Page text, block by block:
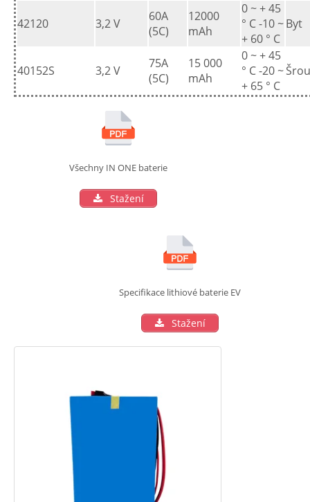
42120 3,2 V
60A
(5C)
12000
mAh
0 ~ + 45
° C -10 ~
+ 60 ° C
Byt
40152S 3,2 V
75A
(5C)
15 000
mAh
0 ~ + 45
° C -20 ~
+ 65 ° C
Všechny IN ONE baterie
Stažení
Specifikace lithiové baterie EV
Stažení